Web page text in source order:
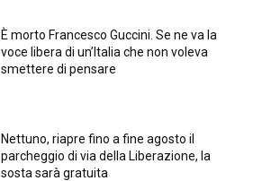
È morto Francesco Guccini. Se ne va la
voce libera di un’Italia che non voleva
smettere di pensare
Nettuno, riapre fino a fine agosto il
parcheggio di via della Liberazione, la
sosta sarà gratuita